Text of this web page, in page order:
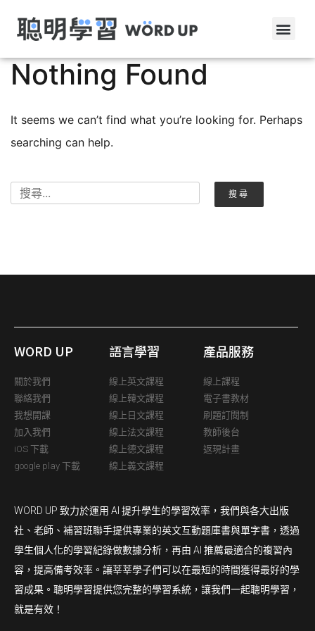
Nothing Found
It seems we can’t find what you’re looking for. Perhaps
searching can help.
WORD UP
關於我們
聯絡我們
我想開課
加入我們
iOS 下載
google play 下載
語言學習
線上英文課程
線上韓文課程
線上日文課程
線上法文課程
線上德文課程
線上義文課程
產品服務
線上課程
電子書教材
刷題訂閱制
教師後台
返現計畫
WORD UP 致力於運用 AI 提升學生的學習效率，我們與各大出版
社、老師、補習班聯手提供專業的英文互動題庫書與單字書，透過
學生個人化的學習紀錄做數據分析，再由 AI 推薦最適合的複習內
容，提高備考效率。讓莘莘學子們可以在最短的時間獲得最好的學
習成果。聰明學習提供您完整的學習系統，讓我們一起聰明學習，
就是有效！